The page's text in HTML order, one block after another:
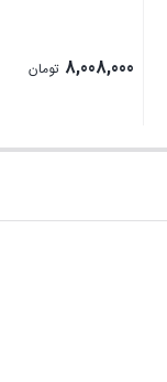
8,008,000 تومان